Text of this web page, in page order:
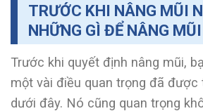
TRƯỚC KHI NÂNG MŨI
NHỮNG GÌ ĐỂ NÂNG
Trước khi quyết định nâng mũi,
một vài điều quan trọng đã được
dưới đây. Nó cũng quan trọng